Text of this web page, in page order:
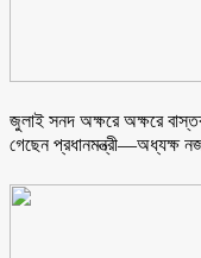
জুলাই সনদ অক্ষরে অক্ষরে
গেছেন প্রধানমন্ত্রী—অধ্যক্ষ